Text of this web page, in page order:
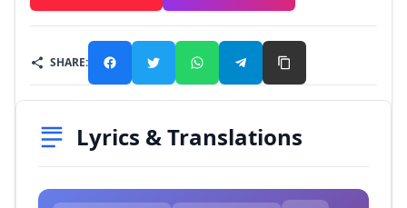
SHARE:
Lyrics & Translations